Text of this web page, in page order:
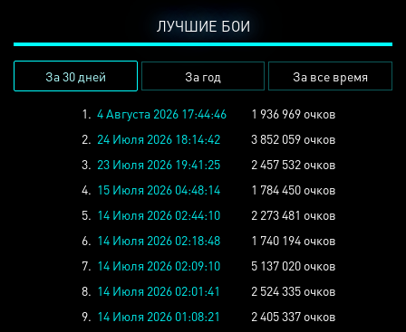
ЛУЧШИЕ БОИ
За 30 дней За год За все время
1. 4 Августа 2026 17:44:46
1 936 969 очков
2. 24 Июля 2026 18:14:42
3 852 059 очков
3. 23 Июля 2026 19:41:25
2 457 532 очков
4. 15 Июля 2026 04:48:14
1 784 450 очков
5. 14 Июля 2026 02:44:10
2 273 481 очков
6. 14 Июля 2026 02:18:48
1 740 194 очков
7. 14 Июля 2026 02:09:10
5 137 020 очков
8. 14 Июля 2026 02:01:41
2 524 335 очков
9. 14 Июля 2026 01:08:21
2 405 337 очков